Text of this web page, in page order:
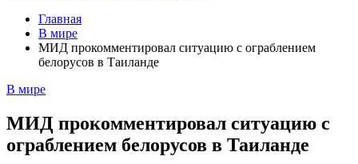
Главная
В мире
МИД прокомментировал ситуацию с ограблением
белорусов в Таиланде
В мире
МИД прокомментировал ситуацию с
ограблением белорусов в Таиланде